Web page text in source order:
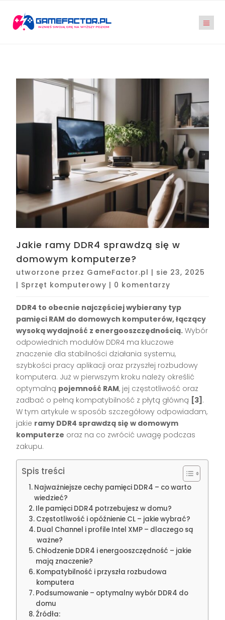
Jakie ramy DDR4 sprawdzą się w
domowym komputerze?
utworzone przez GameFactor.pl | sie 23, 2025
| Sprzęt komputerowy | 0 komentarzy
DDR4 to obecnie najczęściej wybierany typ
pamięci RAM do domowych komputerów, łączący
wysoką wydajność z energooszczędnością. Wybór
odpowiednich modułów DDR4 ma kluczowe
znaczenie dla stabilności działania systemu,
szybkości pracy aplikacji oraz przyszłej rozbudowy
komputera. Już w pierwszym kroku należy określić
optymalną pojemność RAM, jej częstotliwość oraz
zadbać o pełną kompatybilność z płytą główną [3] .
W tym artykule w sposób szczegółowy odpowiadam,
jakie ramy DDR4 sprawdzą się w domowym
komputerze oraz na co zwrócić uwagę podczas
zakupu.
Spis treści
Najważniejsze cechy pamięci DDR4 – co warto
wiedzieć?
Ile pamięci DDR4 potrzebujesz w domu?
Częstotliwość i opóźnienie CL – jakie wybrać?
Dual Channel i profile Intel XMP – dlaczego są
ważne?
Chłodzenie DDR4 i energooszczędność – jakie
mają znaczenie?
Kompatybilność i przyszła rozbudowa
komputera
Podsumowanie – optymalny wybór DDR4 do
domu
Źródła: